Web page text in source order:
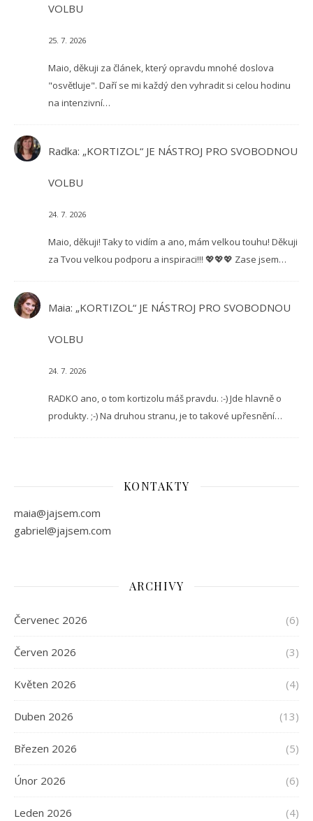
VOLBU
25. 7. 2026
Maio, děkuji za článek, který opravdu mnohé doslova
"osvětluje". Daří se mi každý den vyhradit si celou hodinu
na intenzivní…
Radka: „KORTIZOL“ JE NÁSTROJ PRO SVOBODNOU
VOLBU
24. 7. 2026
Maio, děkuji! Taky to vidím a ano, mám velkou touhu! Děkuji
za Tvou velkou podporu a inspiraci!!! 💖💖💖 Zase jsem…
Maia: „KORTIZOL“ JE NÁSTROJ PRO SVOBODNOU
VOLBU
24. 7. 2026
RADKO ano, o tom kortizolu máš pravdu. :-) Jde hlavně o
produkty. ;-) Na druhou stranu, je to takové upřesnění…
KONTAKTY
maia@jajsem.com
gabriel@jajsem.com
ARCHIVY
Červenec 2026 (6)
Červen 2026 (3)
Květen 2026 (4)
Duben 2026 (13)
Březen 2026 (5)
Únor 2026 (6)
Leden 2026 (4)